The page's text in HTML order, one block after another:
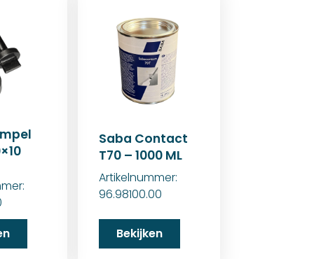
Saba Contact
T70 – 1000 ML
Artikelnummer:
96.98100.00
Bekijken